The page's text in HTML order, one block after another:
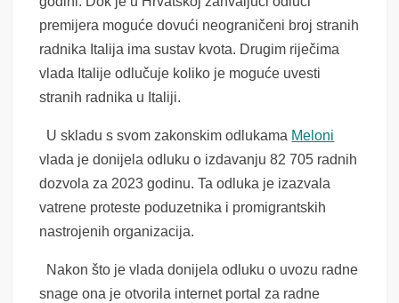
premijera moguće dovući neograničeni broj stranih
radnika Italija ima sustav kvota. Drugim riječima
vlada Italije odlučuje koliko je moguće uvesti
stranih radnika u Italiji.
U skladu s svom zakonskim odlukama Meloni
vlada je donijela odluku o izdavanju 82 705 radnih
dozvola za 2023 godinu. Ta odluka je izazvala
vatrene proteste poduzetnika i promigrantskih
nastrojenih organizacija.
Nakon što je vlada donijela odluku o uvozu radne
snage ona je otvorila internet portal za radne